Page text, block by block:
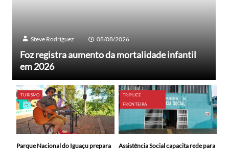
Steve Rodríguez 08/08/2026
Foz registra aumento da mortalidade infantil
em 2026
TURISMO
Parque Nacional do Iguaçu prepara
TRÍPLICE
FRONTEIRA
Assistência Social capacita rede para